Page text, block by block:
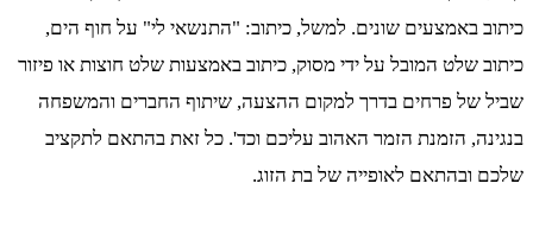
כיתוב באמצעים שונים. למשל, כיתוב: "התנשאי לי" על חוף הים,
כיתוב שלט המובל על ידי מסוק, כיתוב באמצעות שלט חוצות או פיזור
שביל של פרחים בדרך למקום ההצעה, שיתוף החברים והמשפחה
בנגינה, הזמנת הזמר האהוב עליכם וכד'. כל זאת בהתאם לתקציב
שלכם ובהתאם לאופייה של בת הזוג.